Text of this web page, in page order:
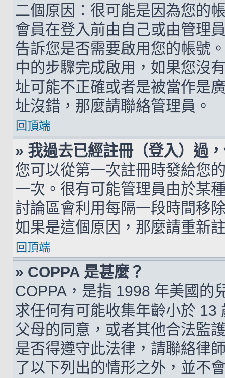
二個原因：很可能是因為您的
會員在登入前由自己或由管理
告訴您是否需要啟用您的帳號
中的步驟完成啟用，如果您沒
址可能不正確或者是被當作是
址沒錯，那麼請聯絡管理員。
回頂端
» 我過去已經註冊（登入）過
您可以從第一次註冊時發給您
一次。很有可能管理員由於某
討論區會利用每隔一段時間移
如果是這個原因，那麼請重新
回頂端
» COPPA 是甚麼？
COPPA，是指 1998 年美國的
求任何有可能收集年齡小於 13
父母的同意，或者其他合法監
是否得遵守此法律，請聯絡律
了以下列出的情形之外，並不